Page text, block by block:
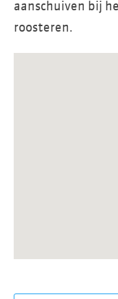
aanschuiven bij
roosteren.